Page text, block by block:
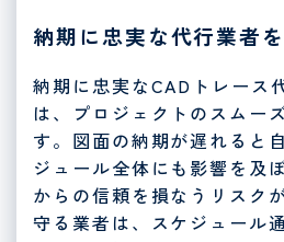
納期に忠実な代行業者
納期に忠実なCADトレース
は、プロジェクトのスムー
す。図面の納期が遅れると
ジュール全体にも影響を及
からの信頼を損なうリスク
守る業者は、スケジュール